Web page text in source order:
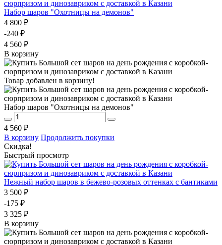
Набор шаров "Охотницы на демонов"
4 800 ₽
-240 ₽
4 560 ₽
В корзину
Товар добавлен в корзину!
Набор шаров "Охотницы на демонов"
4 560 ₽
В корзину Продолжить покупки
Скидка!
Быстрый просмотр
Нежный набор шаров в бежево-розовых оттенках с бантиками
3 500 ₽
-175 ₽
3 325 ₽
В корзину